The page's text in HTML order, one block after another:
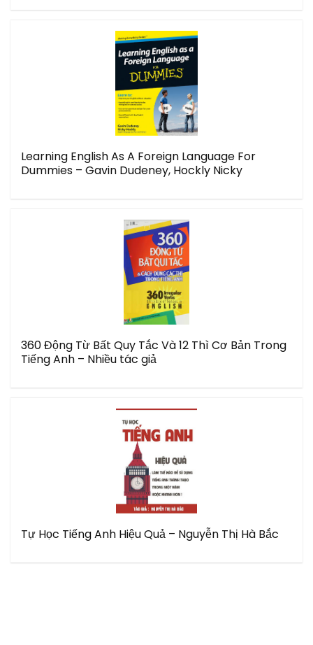
Learning English As A Foreign Language For
Dummies – Gavin Dudeney, Hockly Nicky
360 Động Từ Bất Quy Tắc Và 12 Thì Cơ Bản Trong
Tiếng Anh – Nhiều tác giả
Tự Học Tiếng Anh Hiệu Quả – Nguyễn Thị Hà Bắc